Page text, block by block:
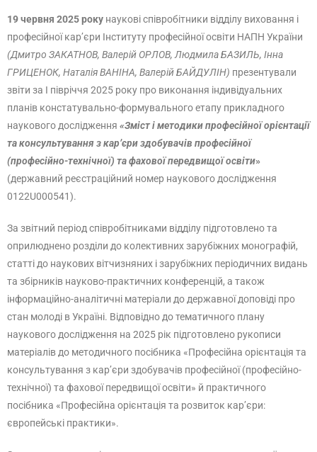
19 червня 2025 року наукові співробітники відділу виховання і
професійної кар’єри Інституту професійної освіти НАПН України
(Дмитро ЗАКАТНОВ, Валерій ОРЛОВ, Людмила БАЗИЛЬ, Інна
ГРИЦЕНОК, Наталія ВАНІНА, Валерій БАЙДУЛІН) презентували
звіти за І півріччя 2025 року про виконання індивідуальних
планів констатувально-формувального етапу прикладного
наукового дослідження «Зміст і методики професійної орієнтації
та консультування з кар’єри здобувачів професійної
(професійно-технічної) та фахової передвищої освіти»
(державний реєстраційний номер наукового дослідження
0122U000541).
За звітний період співробітниками відділу підготовлено та
оприлюднено розділи до колективних зарубіжних монографій,
статті до наукових вітчизняних і зарубіжних періодичних видань
та збірників науково-практичних конференцій, а також
інформаційно-аналітичні матеріали до державної доповіді про
стан молоді в Україні. Відповідно до тематичного плану
наукового дослідження на 2025 рік підготовлено рукописи
матеріалів до методичного посібника «Професійна орієнтація та
консультування з кар’єри здобувачів професійної (професійно-
технічної) та фахової передвищої освіти» й практичного
посібника «Професійна орієнтація та розвиток кар’єри:
європейські практики».